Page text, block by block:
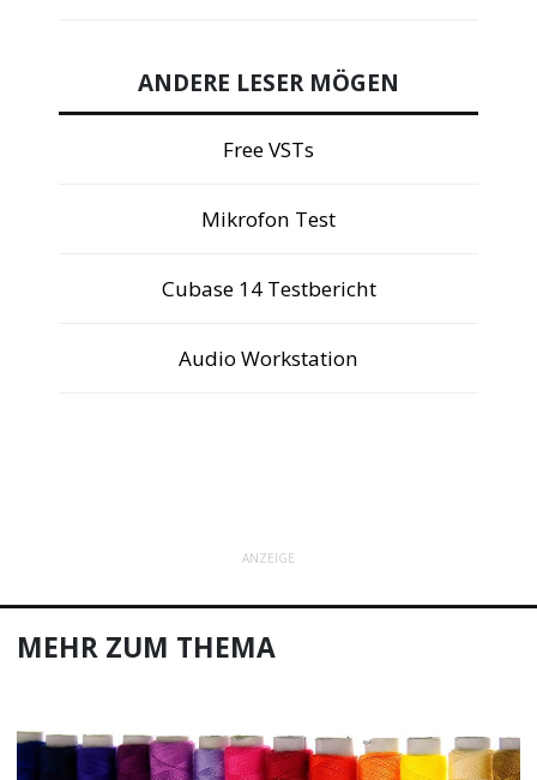
ANDERE LESER MÖGEN
Free VSTs
Mikrofon Test
Cubase 14 Testbericht
Audio Workstation
ANZEIGE
MEHR ZUM THEMA